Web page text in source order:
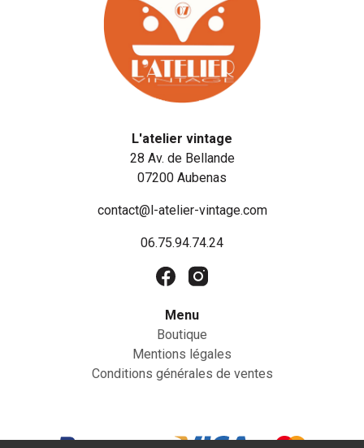
L'atelier vintage
28 Av. de Bellande
07200 Aubenas
contact@l-atelier-vintage.com
06.75.94.74.24
Menu
Boutique
Mentions légales
Conditions générales de ventes